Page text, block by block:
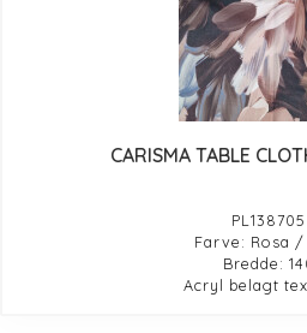
CARISMA TABLE
PL138705
Farve: Rosa
Bredde:
Acryl belagt